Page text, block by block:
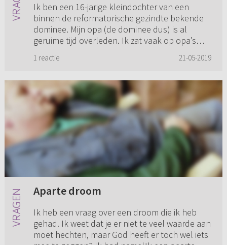
Ik ben een 16-jarige kleindochter van een
binnen de reformatorische gezindte bekende
dominee. Mijn opa (de dominee dus) is al
geruime tijd overleden. Ik zat vaak op opa’s
1 reactie 21-05-2019
Aparte droom
Ik heb een vraag over een droom die ik heb
gehad. Ik weet dat je er niet te veel waarde aan
moet hechten, maar God heeft er toch wel iets